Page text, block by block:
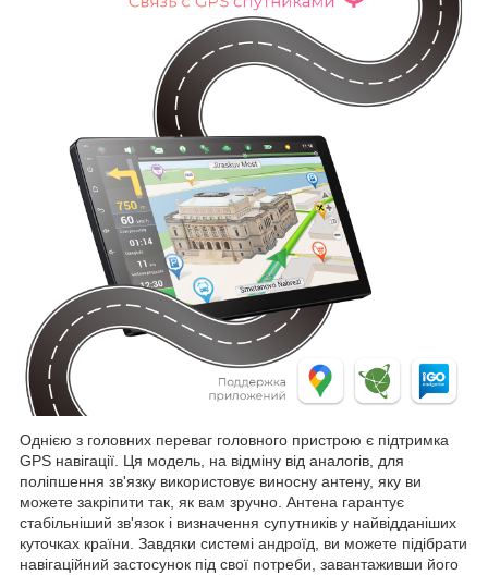
Однією з головних переваг головного пристрою є підтримка
GPS навігації. Ця модель, на відміну від аналогів, для
поліпшення зв'язку використовує виносну антену, яку ви
можете закріпити так, як вам зручно. Антена гарантує
стабільніший зв'язок і визначення супутників у найвідданіших
куточках країни. Завдяки системі андроїд, ви можете підібрати
навігаційний застосунок під свої потреби, завантаживши його